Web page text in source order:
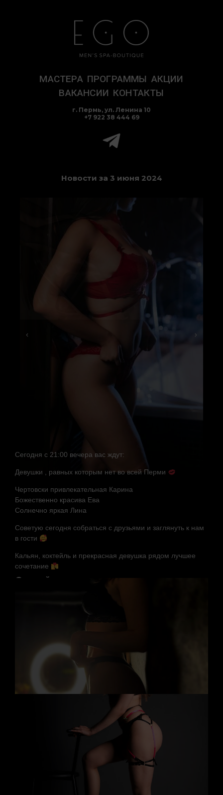
МАСТЕРА ПРОГРАММЫ АКЦИИ
ВАКАНСИИ КОНТАКТЫ
г. Пермь, ул. Ленина 10
+7 922 38 444 69
Новости за 3 июня 2024
Сегодня с 21:00 вечера вас ждут:
Девушки , равных которым нет во всей Перми
Чертовски привлекательная Карина
Божественно красива Ева
Солнечно яркая Лина
Советую сегодня собраться с друзьями и заглянуть к нам
в гости
Кальян, коктейль и прекрасная девушка рядом лучшее
сочетание
Случайные мастера